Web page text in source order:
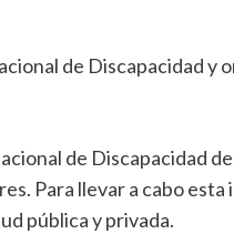
de Discapacidad
Para llevar a cabo
pública y privada.